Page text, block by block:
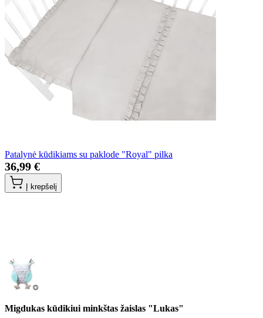
Patalynė kūdikiams su paklode "Royal" pilka
36,99 €
Į krepšelį
Migdukas kūdikiui minkštas žaislas "Lukas"